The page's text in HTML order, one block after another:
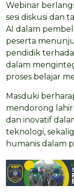
Webinar
sesi diskusi dan
AI dalam
peserta
pendidik
dalam
proses belajar
Masduki
mendorong
dan inovatif
teknologi,
humanis dalam